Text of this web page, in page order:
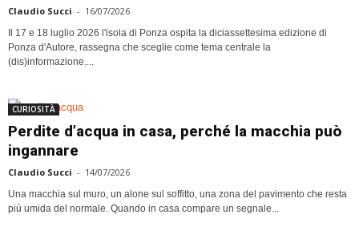
Claudio Succi - 16/07/2026
Il 17 e 18 luglio 2026 l'isola di Ponza ospita la diciassettesima edizione di
Ponza d'Autore, rassegna che sceglie come tema centrale la
(dis)informazione....
CURIOSITÀ
Perdite d’acqua in casa, perché la macchia può
ingannare
Claudio Succi - 14/07/2026
Una macchia sul muro, un alone sul soffitto, una zona del pavimento che resta
più umida del normale. Quando in casa compare un segnale...